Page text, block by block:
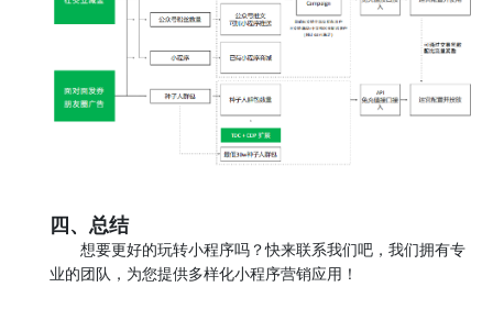
四、总结
想要更好的玩转小程序吗？快来联系我们吧，我们拥有专
业的团队，为您提供多样化小程序营销应用！